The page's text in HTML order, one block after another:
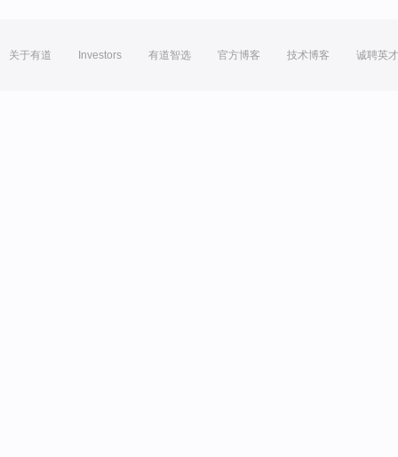
关于有道 Investors 有道智选 官方博客 技术博客 诚聘英才